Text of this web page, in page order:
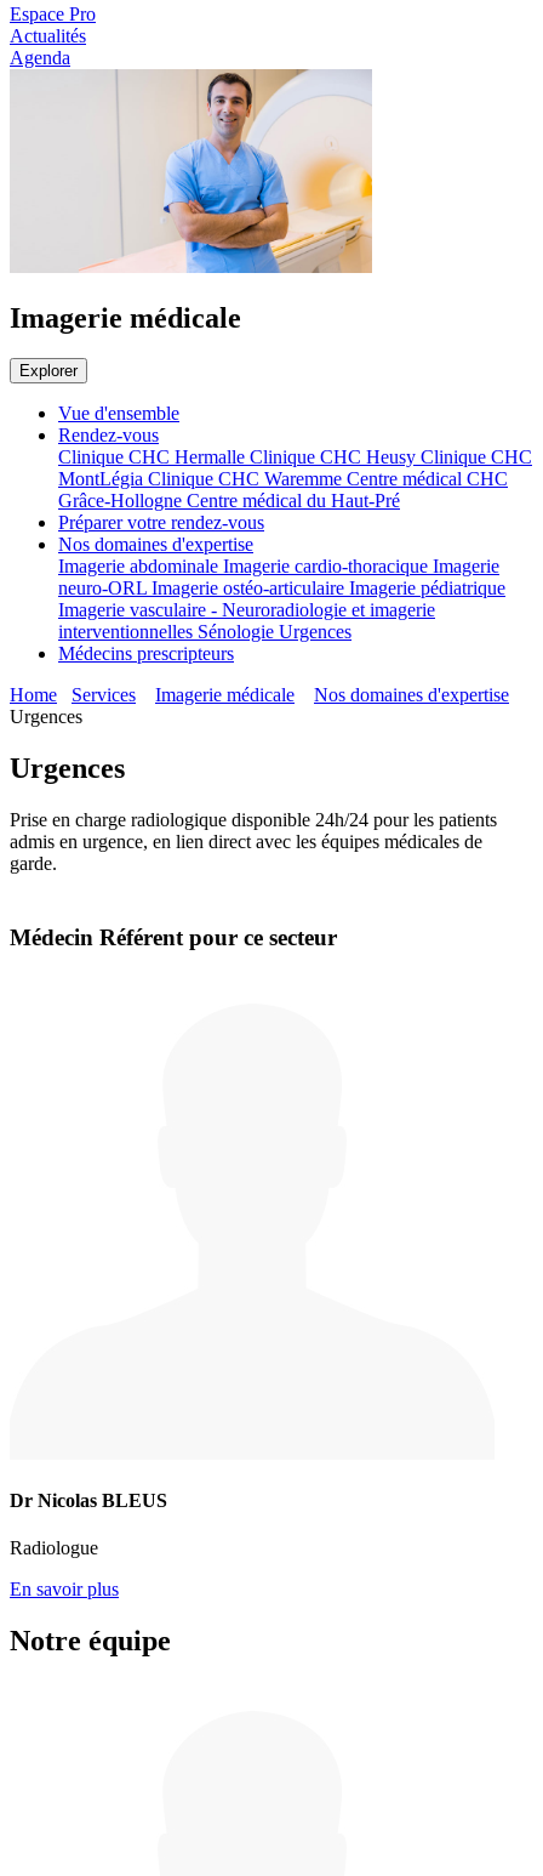
Espace Pro
Actualités
Agenda
Imagerie médicale
Explorer
Vue d'ensemble
Rendez-vous
Clinique CHC Hermalle Clinique CHC Heusy Clinique CHC
MontLégia Clinique CHC Waremme Centre médical CHC
Grâce-Hollogne Centre médical du Haut-Pré
Préparer votre rendez-vous
Nos domaines d'expertise
Imagerie abdominale Imagerie cardio-thoracique Imagerie
neuro-ORL Imagerie ostéo-articulaire Imagerie pédiatrique
Imagerie vasculaire - Neuroradiologie et imagerie
interventionnelles Sénologie Urgences
Médecins prescripteurs
Home
Services Imagerie médicale
Nos domaines d'expertise
Urgences
Urgences
Prise en charge radiologique disponible 24h/24 pour les patients
admis en urgence, en lien direct avec les équipes médicales de
garde.
Médecin Référent pour ce secteur
Dr Nicolas BLEUS
Radiologue
En savoir plus
Notre équipe